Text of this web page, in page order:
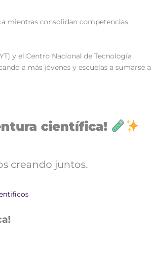
mientras consolidan competencias
y el Centro Nacional de Tecnología
a más jóvenes y escuelas a sumarse a
científica!
creando juntos.